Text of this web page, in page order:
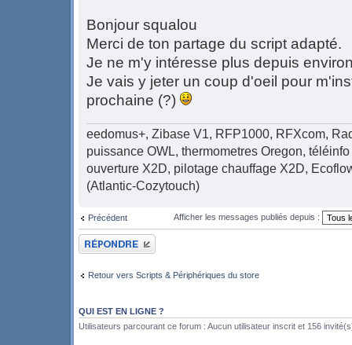
gérés qu'ils soient
* scalaires
tableaux (hourly/current)
* - sdk_formatTableauXML :
optionnels (absents en hourly)
* - sdk_alertsXML : global
* - sdk_formatXML : valeur 0 en
n'initialisait pas $xml
* - qualité air : URL en 2.5
n'existe pas en 3.0)
* - precipitation : comptage
* - encodage : caractère degré
entite XML &#176;
* (sinon octet Latin-1
un flux UTF-8)
sdk_utf8() car l'API
* arrive en Latin-1 sur
Bonjour squalou
Merci de ton partage du script adapté.
Je ne m'y intéresse plus depuis
Je vais y jeter un coup d'oeil pour
prochaine (?)
eedomus+, Zibase V1, RFP1000, RFXcom,
puissance OWL, thermometres Oregon,
ouverture X2D, pilotage chauffage X2D,
(Atlantic-Cozytouch)
Précédent Afficher les messages publiés depuis :
Publier une réponse
Retour vers Scripts & Périphériques du store
QUI EST EN LIGNE ?
Utilisateurs parcourant ce forum : Aucun utilisateur inscrit et 156